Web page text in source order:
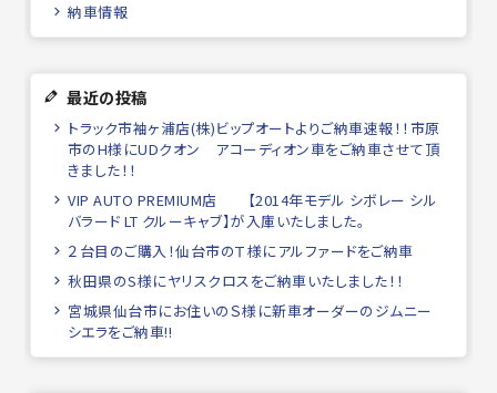
納車情報
最近の投稿
トラック市袖ヶ浦店(株)ビップオートよりご納車速報！！市原
市のH様にUDクオン アコーディオン車をご納車させて頂
きました！！
VIP AUTO PREMIUM店 【2014年モデル シボレー シル
バラード LT クルーキャブ】が入庫いたしました。
２台目のご購入！仙台市のＴ様にアルファードをご納車
秋田県のS様にヤリスクロスをご納車いたしました！！
宮城県仙台市にお住いのＳ様に新車オーダーのジムニー
シエラをご納車!!